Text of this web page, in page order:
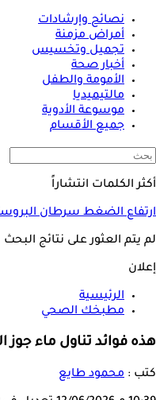
نصائح وإرشادات
أمراض مزمنة
تجميل وتخسيس
أخبار صحة
الأمومة والطفل
مالتيميديا
موسوعة الأدوية
جميع الأقسام
أكثر الكلمات انتشاراً
ارتفاع الضغطسرطان
لم يتم العثور على نتائج البحث
إعلان
الرئيسية
مطبخك الصحي
هذه فوائد تناول ماء
كتب : محمود طايع